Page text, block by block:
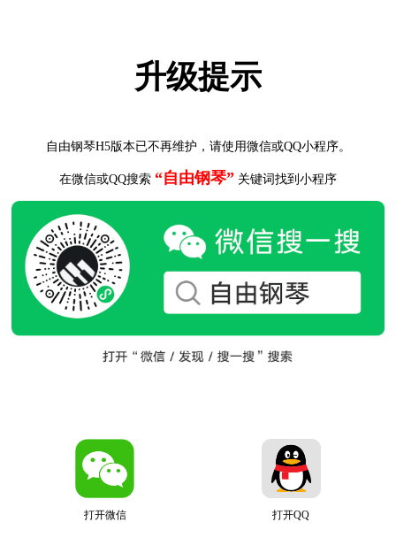
升级提示
自由钢琴H5版本已不再维护，请使用微信或QQ小程序。
在微信或QQ搜索 “自由钢琴” 关键词找到小程序
打开微信 打开QQ